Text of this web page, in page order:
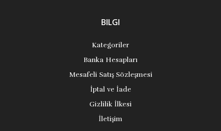
BILGI
Kategoriler
Banka Hesapları
Mesafeli Satış Sözleşmesi
İptal ve İade
Gizlilik İlkesi
İletişim